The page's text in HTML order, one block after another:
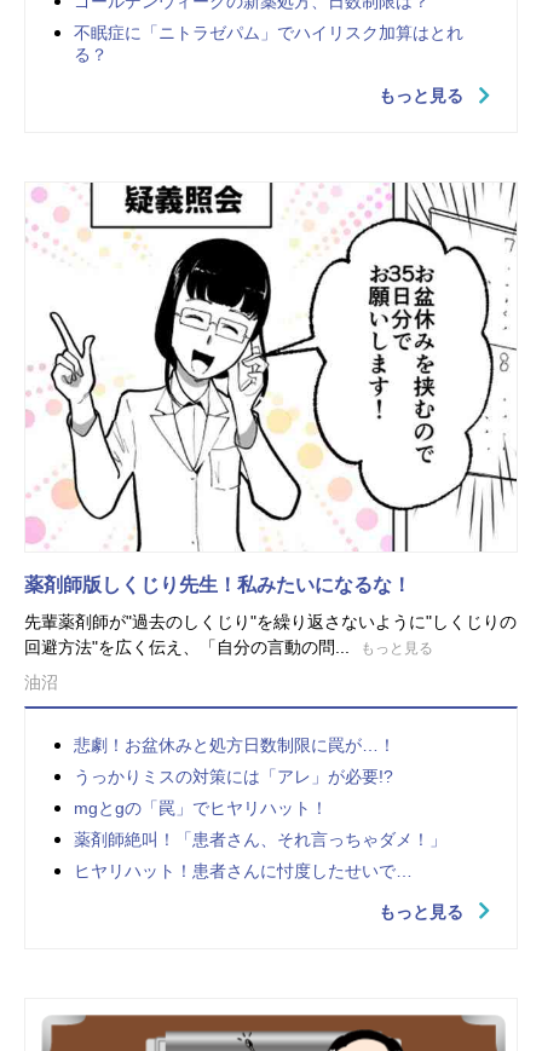
不眠症に「ニトラゼパム」でハイリスク加算はとれ
る？
もっと見る
薬剤師版しくじり先生！私みたいになるな！
先輩薬剤師が"過去のしくじり"を繰り返さないように"しくじりの
回避方法"を広く伝え、「自分の言動の問...
もっと見る
油沼
悲劇！お盆休みと処方日数制限に罠が…！
うっかりミスの対策には「アレ」が必要!?
mgとgの「罠」でヒヤリハット！
薬剤師絶叫！「患者さん、それ言っちゃダメ！」
ヒヤリハット！患者さんに忖度したせいで…
もっと見る